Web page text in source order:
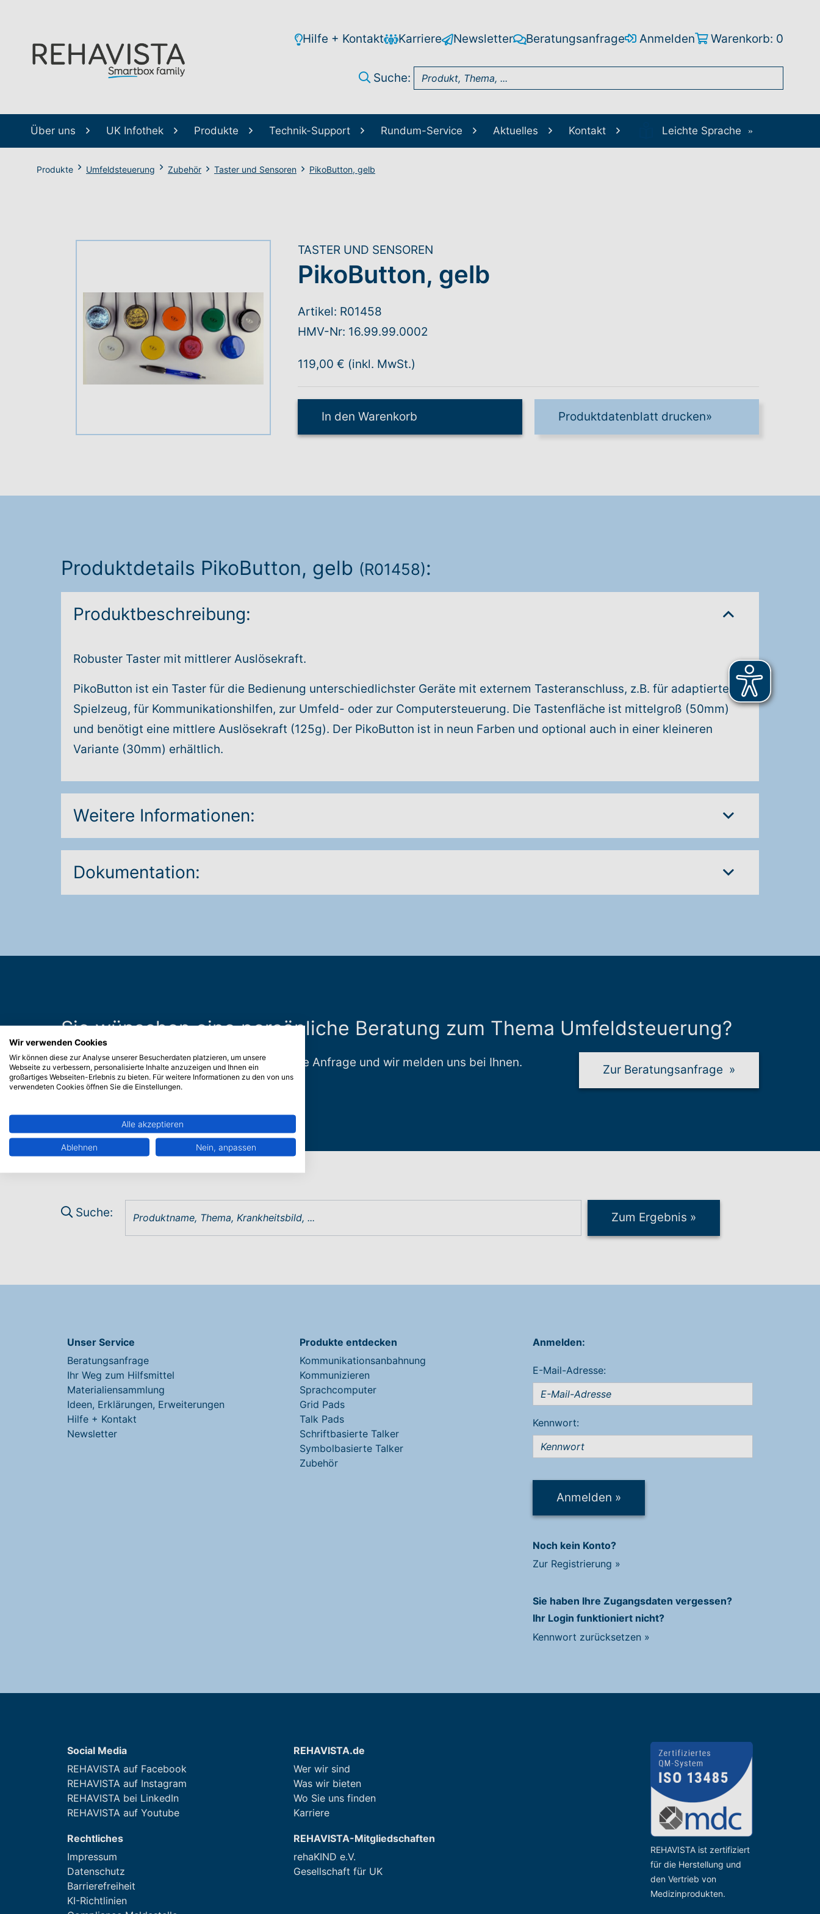
Hilfe + Kontakt Karriere Newsletter Beratungsanfrage Anmelden Warenkorb: 0
Suche:
Über uns UK Infothek Produkte Technik-Support Rundum-Service Aktuelles Kontakt Leichte Sprache
Produkte Umfeldsteuerung Zubehör Taster und Sensoren PikoButton, gelb
TASTER UND SENSOREN
PikoButton, gelb
Artikel: R01458
HMV-Nr: 16.99.99.0002
119,00 € (inkl. MwSt.)
In den Warenkorb Produktdatenblatt drucken»
Produktdetails PikoButton, gelb (R01458):
Produktbeschreibung:
Robuster Taster mit mittlerer Auslösekraft.
PikoButton ist ein Taster für die Bedienung unterschiedlichster Geräte mit externem Tasteranschluss, z.B. für adaptiertes
Spielzeug, für Kommunikationshilfen, zur Umfeld- oder zur Computersteuerung. Die Tastenfläche ist mittelgroß (50mm)
und benötigt eine mittlere Auslösekraft (125g). Der PikoButton ist in neun Farben und optional auch in einer kleineren
Variante (30mm) erhältlich.
Weitere Informationen:
Dokumentation:
Sie wünschen eine persönliche Beratung zum Thema Umfeldsteuerung?
Wir sind nah für Sie da. Schicken Sie uns eine Anfrage und wir melden uns bei Ihnen.
Wir freuen uns auf Sie.
Zur Beratungsanfrage »
Suche: Zum Ergebnis »
Unser Service
Beratungsanfrage
Ihr Weg zum Hilfsmittel
Materialiensammlung
Ideen, Erklärungen, Erweiterungen
Hilfe + Kontakt
Newsletter
Produkte entdecken
Kommunikationsanbahnung
Kommunizieren
Sprachcomputer
Grid Pads
Talk Pads
Schriftbasierte Talker
Symbolbasierte Talker
Zubehör
Anmelden:
E-Mail-Adresse:
Kennwort:
Anmelden »
Noch kein Konto?
Zur Registrierung »
Sie haben Ihre Zugangsdaten vergessen?
Ihr Login funktioniert nicht?
Kennwort zurücksetzen »
Social Media
REHAVISTA auf Facebook
REHAVISTA auf Instagram
REHAVISTA bei LinkedIn
REHAVISTA auf Youtube
REHAVISTA.de
Wer wir sind
Was wir bieten
Wo Sie uns finden
Karriere
Rechtliches
Impressum
Datenschutz
Barrierefreiheit
KI-Richtlinien
REHAVISTA-Mitgliedschaften
rehaKIND e.V.
Gesellschaft für UK
REHAVISTA ist zertifiziert
für die Herstellung und
den Vertrieb von
Medizinprodukten.
Wir verwenden Cookies
Wir können diese zur Analyse unserer Besucherdaten platzieren, um unsere
Webseite zu verbessern, personalisierte Inhalte anzuzeigen und Ihnen ein
großartiges Webseiten-Erlebnis zu bieten. Für weitere Informationen zu den von uns
verwendeten Cookies öffnen Sie die Einstellungen.
Alle akzeptieren
Ablehnen Nein, anpassen